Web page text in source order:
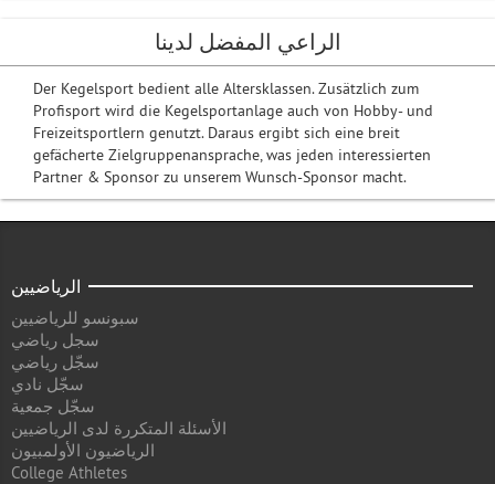
الراعي المفضل لدينا
Der Kegelsport bedient alle Altersklassen. Zusätzlich zum
Profisport wird die Kegelsportanlage auch von Hobby- und
Freizeitsportlern genutzt. Daraus ergibt sich eine breit
gefächerte Zielgruppenansprache, was jeden interessierten
Partner & Sponsor zu unserem Wunsch-Sponsor macht.
الرياضيين
سبونسو للرياضيين
سجل رياضي
سجّل رياضي
سجّل نادي
سجّل جمعية
الأسئلة المتكررة لدى الرياضيين
الرياضيون الأولمبيون
College Athletes